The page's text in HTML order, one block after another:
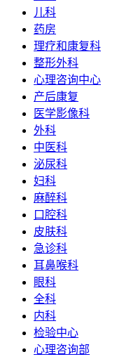
儿科
药房
理疗和康复科
整形外科
心理咨询中心
产后康复
医学影像科
外科
中医科
泌尿科
妇科
麻醉科
口腔科
皮肤科
急诊科
耳鼻喉科
眼科
全科
内科
检验中心
心理咨询部